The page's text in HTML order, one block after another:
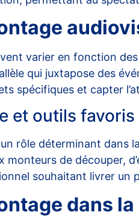
varier en fonction des
qui juxtapose des
spécifiques et capter
et outils favoris
rôle déterminant dans
monteurs de découper,
souhaitant livrer un
dans